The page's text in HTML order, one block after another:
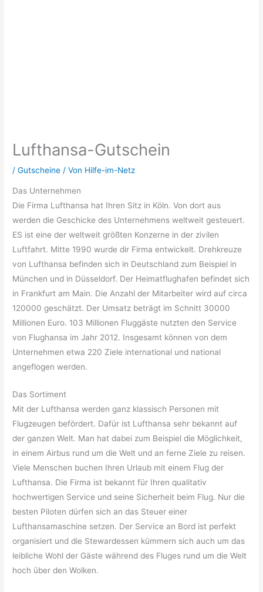
Lufthansa-Gutschein
/Gutscheine / Von Hilfe-im-Netz
Das Unternehmen
Die Firma Lufthansa hat Ihren Sitz in Köln. Von dort aus
werden die Geschicke des Unternehmens weltweit gesteuert.
ES ist eine der weltweit größten Konzerne in der zivilen
Luftfahrt. Mitte 1990 wurde dir Firma entwickelt. Drehkreuze
von Lufthansa befinden sich in Deutschland zum Beispiel in
München und in Düsseldorf. Der Heimatflughafen befindet sich
in Frankfurt am Main. Die Anzahl der Mitarbeiter wird auf circa
120000 geschätzt. Der Umsatz beträgt im Schnitt 30000
Millionen Euro. 103 Millionen Fluggäste nutzten den Service
von Flughansa im Jahr 2012. Insgesamt können von dem
Unternehmen etwa 220 Ziele international und national
angeflogen werden.
Das Sortiment
Mit der Lufthansa werden ganz klassisch Personen mit
Flugzeugen befördert. Dafür ist Lufthansa sehr bekannt auf
der ganzen Welt. Man hat dabei zum Beispiel die Möglichkeit,
in einem Airbus rund um die Welt und an ferne Ziele zu reisen.
Viele Menschen buchen Ihren Urlaub mit einem Flug der
Lufthansa. Die Firma ist bekannt für Ihren qualitativ
hochwertigen Service und seine Sicherheit beim Flug. Nur die
besten Piloten dürfen sich an das Steuer einer
Lufthansamaschine setzen. Der Service an Bord ist perfekt
organisiert und die Stewardessen kümmern sich auch um das
leibliche Wohl der Gäste während des Fluges rund um die Welt
hoch über den Wolken.